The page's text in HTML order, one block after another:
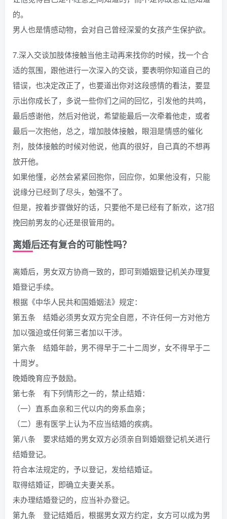
的。
男人也是情感动物，会对自己曾经深爱的女孩产生保护欲。
7.深入交谈加肢体接触当他主动再来找你的时候，找一个合
适的氛围，跟他进行一次深入的交谈，要表明你知道自己的
错误，也决定改正了，也要道出你对这段感情的看法，要显
示出你成长了，多说一些你们之间的回忆，引发他的共鸣，
最后感谢他，然后对他说，希望能最后一次牵着他走，或者
最后一次抱他，总之，增加肢体接触，眼泪是情感的催化
剂，肢体接触的时候对他说，他真的很好，自己真的不想再
放开他。
如果他懂，必然会紧紧回抱你，回应你，如果他没有，只能
说缘分已经到了尽头，勉强不了。
但是，按着步骤做好的话，只要他不是已经有了新欢，这7招
挽回前男友的心还是很管用的。
离婚后还有复合的可能性吗？
离婚后，男女双方协商一致的，即可到婚姻登记机关办理复
婚登记手续。
根据《中华人民共和国婚姻法》规定：
第五条 结婚必须男女双方完全自愿，不许任何一方对他方
加以强迫或任何第三者加以干涉。
第六条 结婚年龄，男不得早于二十二周岁，女不得早于二
十周岁。
晚婚晚育应予鼓励。
第七条 有下列情形之一的，禁止结婚：
（一）直系血亲和三代以内的旁系血亲；
（二）患有医学上认为不应当结婚的疾病。
第八条 要求结婚的男女双方必须亲自到婚姻登记机关进行
结婚登记。
符合本法规定的，予以登记，发给结婚证。
取得结婚证，即确立夫妻关系。
未办理结婚登记的，应当补办登记。
第九条 登记结婚后，根据男女双方约定，女方可以成为男